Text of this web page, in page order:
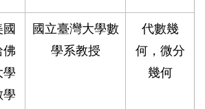
國
佛
學
學
國立臺灣大學數
學系教授
代數幾
何，微分
幾何